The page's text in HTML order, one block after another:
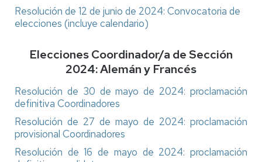
Resolución de 12 de junio de 2024: Convocatoria de
elecciones (incluye calendario)
Elecciones Coordinador/a de Sección
2024: Alemán y Francés
Resolución de 30 de mayo de 2024: proclamación
definitiva Coordinadores
Resolución de 27 de mayo de 2024: proclamación
provisional Coordinadores
Resolución de 16 de mayo de 2024: proclamación